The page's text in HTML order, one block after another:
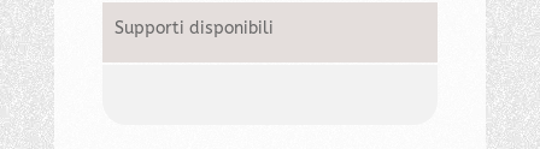
Supporti disponibili